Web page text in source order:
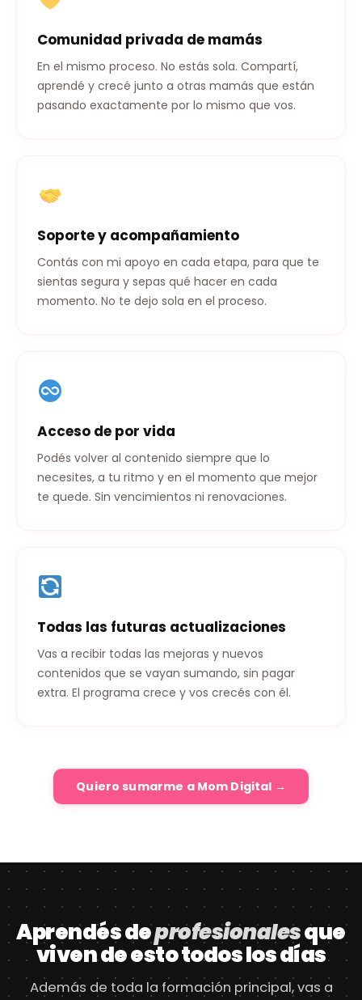
Comunidad privada de mamás
En el mismo proceso. No estás sola. Compartí,
aprendé y crecé junto a otras mamás que están
pasando exactamente por lo mismo que vos.
Soporte y acompañamiento
Contás con mi apoyo en cada etapa, para que te
sientas segura y sepas qué hacer en cada
momento. No te dejo sola en el proceso.
Acceso de por vida
Podés volver al contenido siempre que lo
necesites, a tu ritmo y en el momento que mejor
te quede. Sin vencimientos ni renovaciones.
Todas las futuras actualizaciones
Vas a recibir todas las mejoras y nuevos
contenidos que se vayan sumando, sin pagar
extra. El programa crece y vos crecés con él.
Quiero sumarme a Mom Digital →
Aprendés deprofesionalesque
viven de esto todos los días
Además de toda la formación principal, vas a